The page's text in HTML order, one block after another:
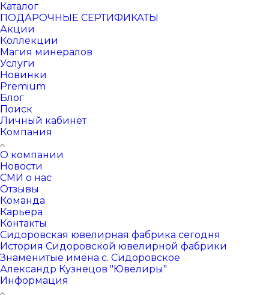
Каталог
ПОДАРОЧНЫЕ СЕРТИФИКАТЫ
Акции
Коллекции
Магия минералов
Услуги
Новинки
Premium
Блог
Поиск
Личный кабинет
Компания
О компании
Новости
СМИ о нас
Отзывы
Команда
Карьера
Контакты
Сидоровская ювелирная фабрика сегодня
История Сидоровской ювелирной фабрики
Знаменитые имена с. Сидоровское
Александр Кузнецов "Ювелиры"
Информация